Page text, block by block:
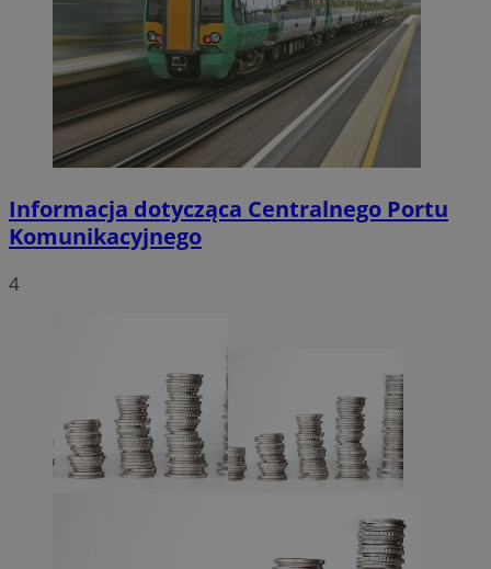
Informacja dotycząca Centralnego Portu
Komunikacyjnego
4